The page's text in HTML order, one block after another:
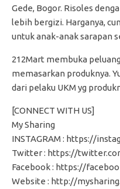
Gede, Bogor. Risoles
lebih bergizi. Harganya,
untuk anak-anak sarapan
212Mart membuka
memasarkan produknya.
dari pelaku UKM yg
[CONNECT WITH US]
My Sharing
INSTAGRAM : https://
Twitter : https://
Facebook : https://
Website : http://